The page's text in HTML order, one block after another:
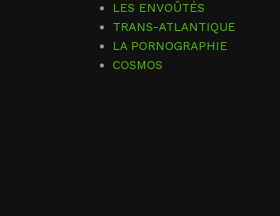
LES ENVOÛTÉS
TRANS-ATLANTIQUE
LA PORNOGRAPHIE
COSMOS